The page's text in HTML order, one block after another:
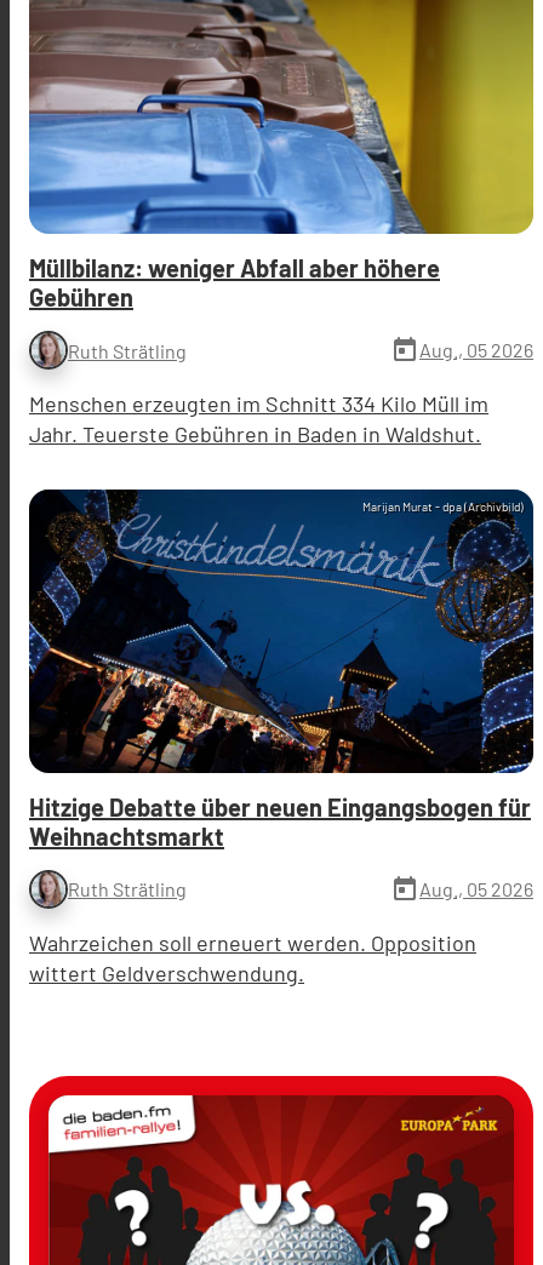
Müllbilanz: weniger Abfall aber höhere
Gebühren
Ruth Strätling today Aug., 05 2026
Menschen erzeugten im Schnitt 334 Kilo Müll im
Jahr. Teuerste Gebühren in Baden in Waldshut.
Marijan Murat - dpa (Archivbild)
Hitzige Debatte über neuen Eingangsbogen für
Weihnachtsmarkt
Ruth Strätling today Aug., 05 2026
Wahrzeichen soll erneuert werden. Opposition
wittert Geldverschwendung.